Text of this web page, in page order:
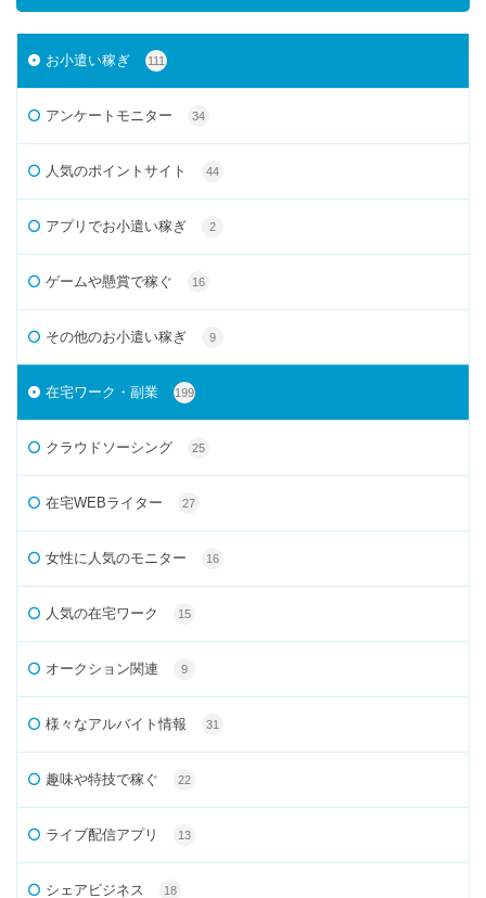
お小遣い稼ぎ 111
アンケートモニター 34
人気のポイントサイト 44
アプリでお小遣い稼ぎ 2
ゲームや懸賞で稼ぐ 16
その他のお小遣い稼ぎ 9
在宅ワーク・副業 199
クラウドソーシング 25
在宅WEBライター 27
女性に人気のモニター 16
人気の在宅ワーク 15
オークション関連 9
様々なアルバイト情報 31
趣味や特技で稼ぐ 22
ライブ配信アプリ 13
シェアビジネス 18